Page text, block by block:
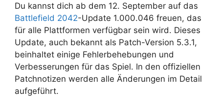
Du kannst dich ab dem 12. September auf das
Battlefield 2042-Update 1.000.046 freuen, das
für alle Plattformen verfügbar sein wird. Dieses
Update, auch bekannt als Patch-Version 5.3.1,
beinhaltet einige Fehlerbehebungen und
Verbesserungen für das Spiel. In den offiziellen
Patchnotizen werden alle Änderungen im Detail
aufgeführt.